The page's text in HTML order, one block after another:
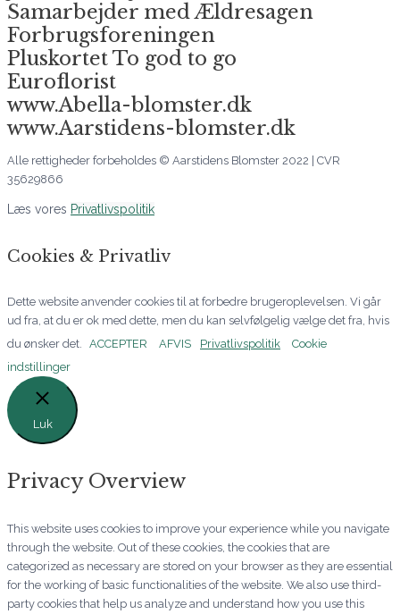
Samarbejder med Ældresagen
Forbrugsforeningen
Pluskortet To god to go
Euroflorist
www.Abella-blomster.dk
www.Aarstidens-blomster.dk
Alle rettigheder forbeholdes © Aarstidens Blomster 2022 | CVR
35629866
Læs vores Privatlivspolitik
Cookies & Privatliv
Dette website anvender cookies til at forbedre brugeroplevelsen. Vi går
ud fra, at du er ok med dette, men du kan selvfølgelig vælge det fra, hvis
du ønsker det. ACCEPTER AFVIS Privatlivspolitik
Cookie
indstillinger
Luk
Privacy Overview
This website uses cookies to improve your experience while you navigate
through the website. Out of these cookies, the cookies that are
categorized as necessary are stored on your browser as they are essential
for the working of basic functionalities of the website. We also use third-
party cookies that help us analyze and understand how you use this